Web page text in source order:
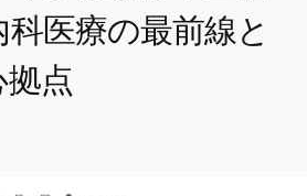
医療の最前線と
点